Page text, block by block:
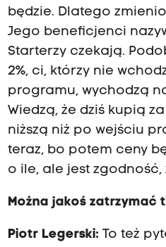
będzie. Dlatego
Jego beneficjenci
Starterzy czekają.
2%, ci, którzy nie
programu, wychodzą
Wiedzą, że dziś kupią
niższą niż po wejściu
teraz, bo potem ceny
o ile, ale jest zgodność,
Można jakoś zatrzymać
Piotr Legerski: To też